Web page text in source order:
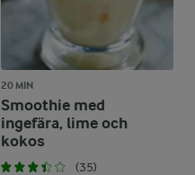
20 MIN
Smoothie med
ingefära, lime och
kokos
(35)